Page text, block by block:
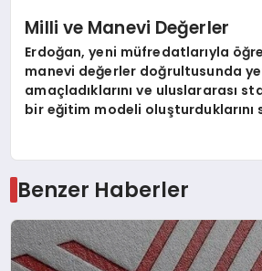
Milli ve Manevi Değerler
Erdoğan, yeni müfredatlarıyla
manevi değerler doğrultusunda
amaçladıklarını ve uluslararası
bir eğitim modeli oluşturduklarını
Benzer Haberler